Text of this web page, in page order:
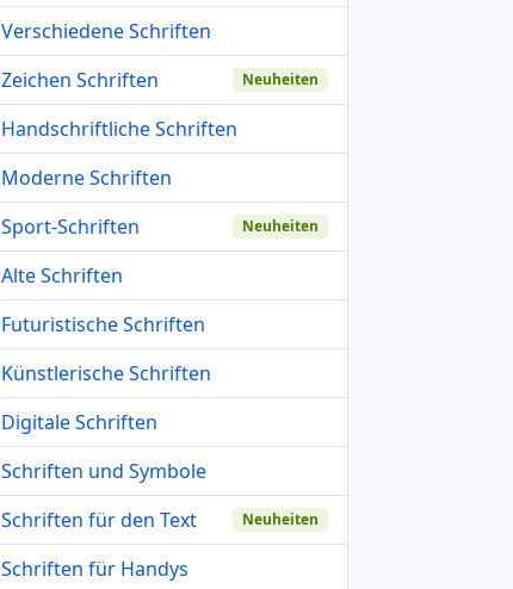
Verschiedene Schriften
Zeichen Schriften
Neuheiten
Handschriftliche Schriften
Moderne Schriften
Sport-Schriften
Neuheiten
Alte Schriften
Futuristische Schriften
Künstlerische Schriften
Digitale Schriften
Schriften und Symbole
Schriften für den Text
Neuheiten
Schriften für Handys